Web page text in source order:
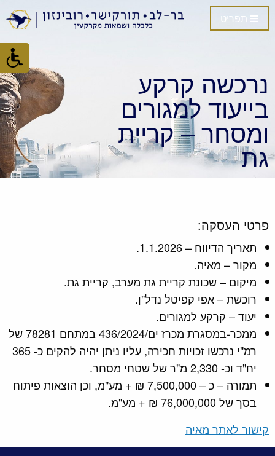
נרכשה קרקע
בייעוד למגורים
ומסחר – קריית
גת
פרטי העסקה:
תאריך הדיווח – 1.1.2026.
מקור – מאיה.
מיקום – שכונת קריית גת מערב, קריית גת.
רוכשת – אפי קפיטל נדל"ן.
יעוד – קרקע למגורים.
ממכר-במסגרת מכרז ים/436/2024 במתחם 78281 של
רמ"י נרכשו זכויות חכירה, עליו ניתן יהיה להקים כ- 365
יח"ד וכ- 2,330 מ"ר של שטחי מסחר.
תמורה – כ – 7,500,000 ₪ + מע"מ, וכן הוצאות פיתוח
בסך של 76,000,000 ₪ + מע"מ.
קישור לאתר מאיה